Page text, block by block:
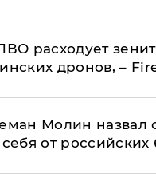
расходует
дронов, –
Молин назвал
от российских